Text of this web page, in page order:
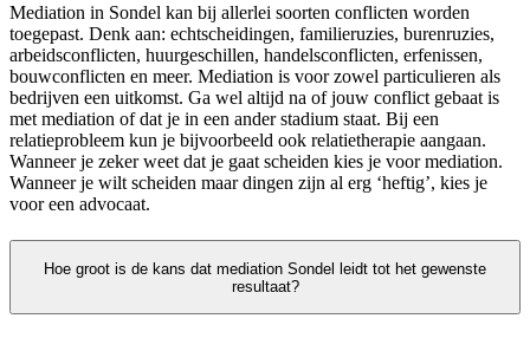
Mediation in Sondel kan bij allerlei soorten conflicten worden
toegepast. Denk aan: echtscheidingen, familieruzies, burenruzies,
arbeidsconflicten, huurgeschillen, handelsconflicten, erfenissen,
bouwconflicten en meer. Mediation is voor zowel particulieren als
bedrijven een uitkomst. Ga wel altijd na of jouw conflict gebaat is
met mediation of dat je in een ander stadium staat. Bij een
relatieprobleem kun je bijvoorbeeld ook relatietherapie aangaan.
Wanneer je zeker weet dat je gaat scheiden kies je voor mediation.
Wanneer je wilt scheiden maar dingen zijn al erg ‘heftig’, kies je
voor een advocaat.
Hoe groot is de kans dat mediation Sondel leidt tot het gewenste
resultaat?